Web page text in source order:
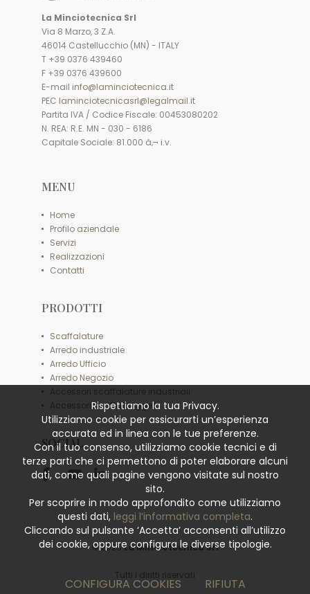
La Minciotecnica Srl
Via 8 Marzo, 3 Z.A.
46014 Castellucchio (MN) - ITALY
T +39 0376 439460
F +39 0376 439600
E-mail info@laminciotecnica.it
PEC laminciotecnicasrl@legalmail.it
Partita IVA / Codice Fiscale: 00453080202
N. REA: R.E. MN - 030 - 6186
Capitale Sociale: 81.000 â‚¬ i.v.
MENU
Home
Profilo aziendale
Servizi
Realizzazioni
Contatti
PRODOTTI
Scaffalature
Arredo industriale
Arredo Ufficio
Arredo Negozio
Accessori scaffalature industriali
Accessori scaffali leggeri
SOCIAL
© 2026La Minciotecnica Srl
Tutti i diritti riservati
Rispettiamo la tua Privacy.
Utilizziamo cookie per assicurarti un’esperienza
accurata ed in linea con le tue preferenze.
Con il tuo consenso, utilizziamo cookie tecnici e di
terze parti che ci permettono di poter elaborare alcuni
dati, come quali pagine vengono visitate sul nostro
sito.
Per scoprire in modo approfondito come utilizziamo
questi dati, leggi l’informativa completa.
Cliccando sul pulsante ‘Accetta’ acconsenti all’utilizzo
dei cookie, oppure configura le diverse tipologie.
CONFIGURA COOKIES RIFIUTA